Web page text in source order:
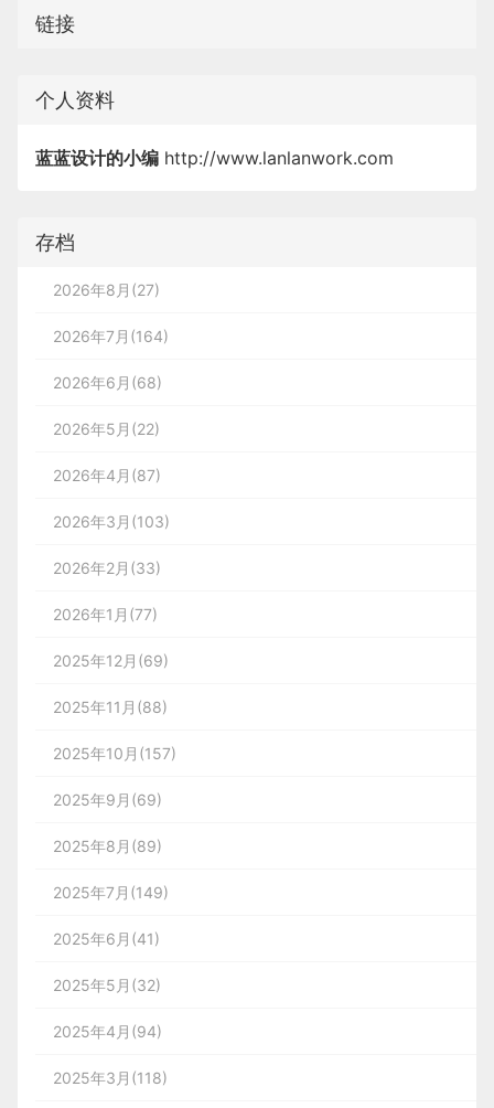
链接
个人资料
蓝蓝设计的小编 http://www.lanlanwork.com
存档
2026年8月(27)
2026年7月(164)
2026年6月(68)
2026年5月(22)
2026年4月(87)
2026年3月(103)
2026年2月(33)
2026年1月(77)
2025年12月(69)
2025年11月(88)
2025年10月(157)
2025年9月(69)
2025年8月(89)
2025年7月(149)
2025年6月(41)
2025年5月(32)
2025年4月(94)
2025年3月(118)